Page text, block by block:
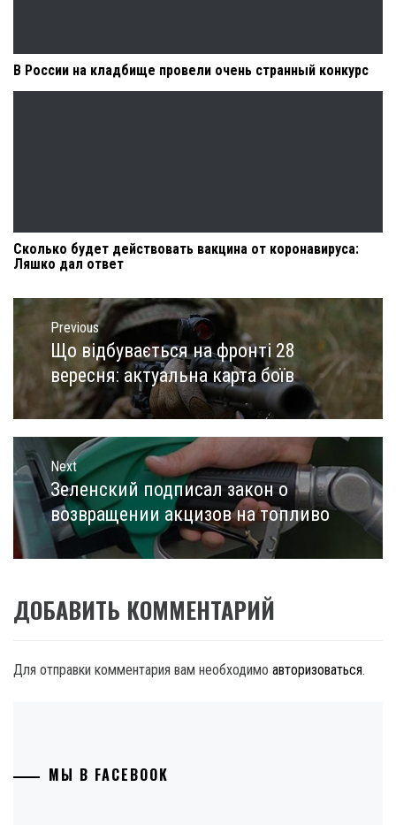
В России на кладбище провели очень странный конкурс
Сколько будет действовать вакцина от коронавируса:
Ляшко дал ответ
Навигация
по
записям
Previous
Previous
post:
Що відбувається на фронті 28
вересня: актуальна карта боїв
Next
Next
post:
Зеленский подписал закон о
возвращении акцизов на топливо
ДОБАВИТЬ КОММЕНТАРИЙ
Для отправки комментария вам необходимо авторизоваться.
МЫ В FACEBOOK